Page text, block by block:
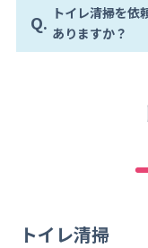
Q. トイレ清掃を依
ありますか？
トイレ清掃